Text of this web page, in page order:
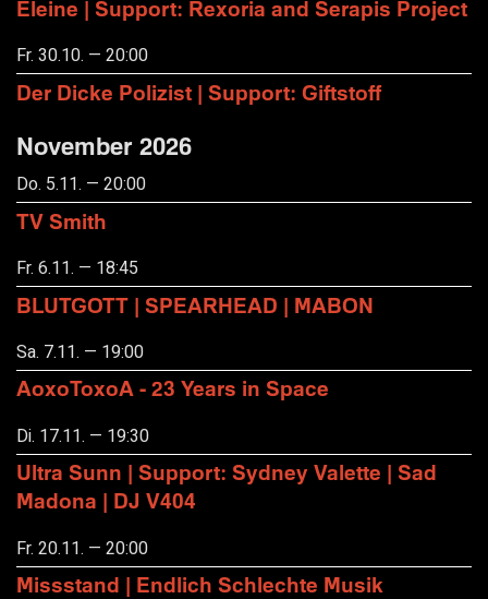
Eleine | Support: Rexoria and Serapis Project
Fr. 30.10. — 20:00
Der Dicke Polizist | Support: Giftstoff
November 2026
Do. 5.11. — 20:00
TV Smith
Fr. 6.11. — 18:45
BLUTGOTT | SPEARHEAD | MABON
Sa. 7.11. — 19:00
AoxoToxoA - 23 Years in Space
Di. 17.11. — 19:30
Ultra Sunn | Support: Sydney Valette | Sad
Madona | DJ V404
Fr. 20.11. — 20:00
Missstand | Endlich Schlechte Musik